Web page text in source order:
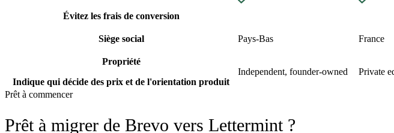
Évitez les frais de conversion
Siège social Pays-Bas France
Propriété
Indique qui décide des prix et de l'orientation produit
Independent, founder-owned Private
Prêt à commencer
Prêt à migrer de Brevo vers Lettermint ?